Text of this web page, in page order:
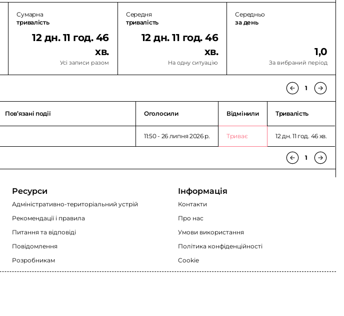
Сумарна
тривалість
12 дн. 11 год. 46
хв.
Усі записи разом
Середня
тривалість
12 дн. 11 год. 46
хв.
На одну ситуацію
Середньо
за день
1,0
За вибраний період
1
Повʼязані події Оголосили Відмінили Тривалість
11:50 - 26 липня 2026 p. Триває 12 дн. 11 год. 46 хв.
1
Ресурси
Адміністративно-територіальний устрій
Рекомендації i правила
Питання та відповіді
Повідомлення
Розробникам
Інформація
Контакти
Про нас
Умови використання
Політика конфіденційності
Cookie